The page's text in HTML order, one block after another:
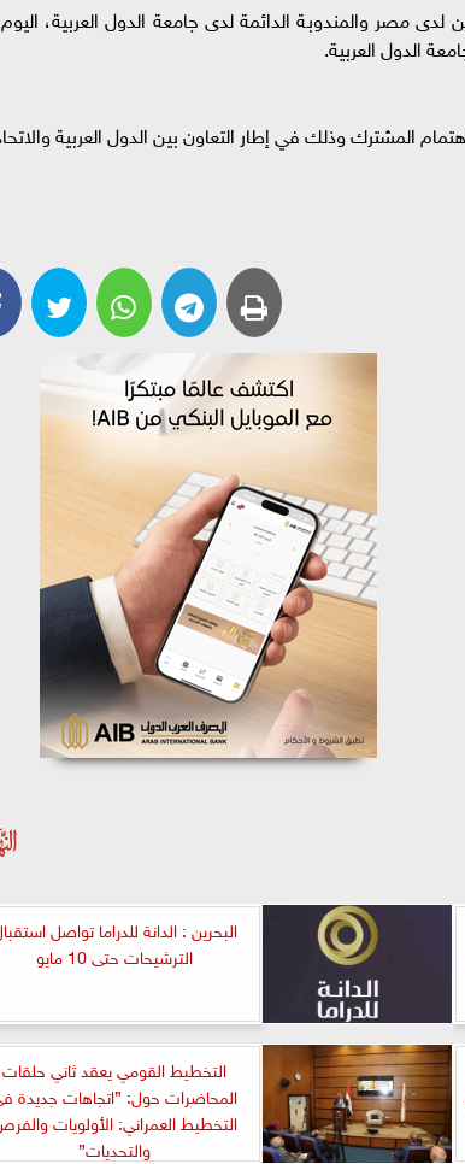
مصر والمندوبة الدائمة لدى جامعة الدول العربية،
الدول العربية.
المشترك وذلك في إطار التعاون بين الدول العربية
البحرين : الدانة للدراما تواصل
الترشيحات حتى 10 مايو
التخطيط القومي يعقد ثاني حلقات
المحاضرات حول: ”اتجاهات جديدة
التخطيط العمراني: الأولويات
والتحديات”